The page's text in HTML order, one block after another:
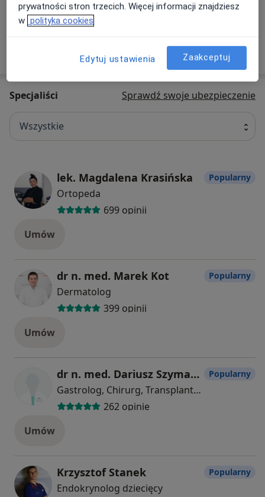
+ 122 usługi
W jaki sposób ustalane są ceny?
Specjaliści Sprawdź swoje ubezpieczenie
Wszystkie
lek. Magdalena Krasińska
Ortopeda
699 opinii
Popularny
Umów
dr n. med. Marek Kot
Dermatolog
399 opinii
Popularny
Umów
dr n. med. Dariusz Szymański
Gastrolog, Chirurg, Transplantolog
262 opinie
Popularny
Umów
Krzysztof Stanek
Endokrynolog dziecięcy
Popularny
prywatności stron trzecich. Więcej informacji znajdziesz
w polityka cookies
Edytuj ustawienia Zaakceptuj